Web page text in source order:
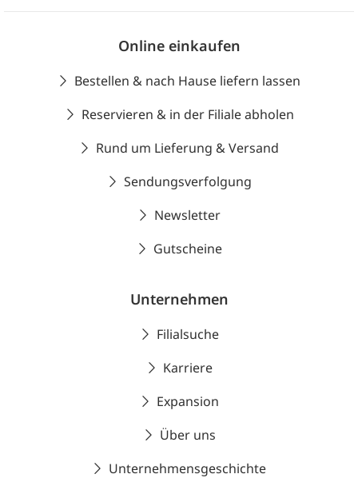
Online einkaufen
Bestellen & nach Hause liefern lassen
Reservieren & in der Filiale abholen
Rund um Lieferung & Versand
Sendungsverfolgung
Newsletter
Gutscheine
Unternehmen
Filialsuche
Karriere
Expansion
Über uns
Unternehmensgeschichte